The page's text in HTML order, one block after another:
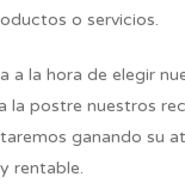
o servicios.
a la hora de elegir
la postre nuestros
ganando su
rentable.